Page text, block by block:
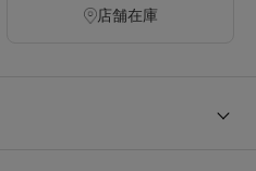
店舗在庫